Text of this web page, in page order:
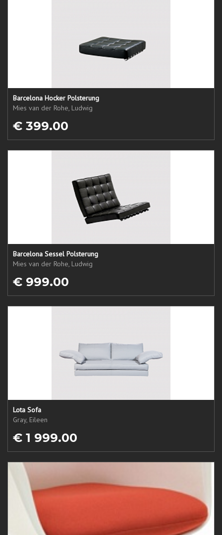
Barcelona Hocker Polsterung
Mies van der Rohe, Ludwig
€ 399.00
Barcelona Sessel Polsterung
Mies van der Rohe, Ludwig
€ 999.00
Lota Sofa
Gray, Eileen
€ 1 999.00